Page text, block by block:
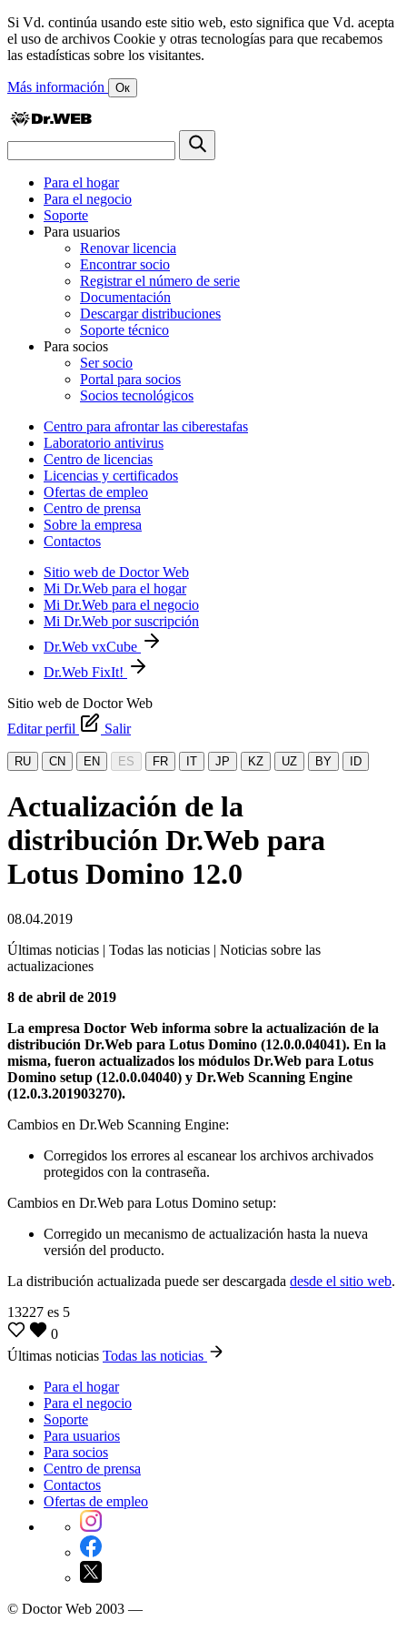
Si Vd. continúa usando este sitio web, esto significa que Vd. acepta
el uso de archivos Cookie y otras tecnologías para que recabemos
las estadísticas sobre los visitantes.
Más información Ок
Para el hogar
Para el negocio
Soporte
Para usuarios
Renovar licencia
Encontrar socio
Registrar el número de serie
Documentación
Descargar distribuciones
Soporte técnico
Para socios
Ser socio
Portal para socios
Socios tecnológicos
Centro para afrontar las ciberestafas
Laboratorio antivirus
Centro de licencias
Licencias y certificados
Ofertas de empleo
Centro de prensa
Sobre la empresa
Contactos
Sitio web de Doctor Web
Mi Dr.Web para el hogar
Mi Dr.Web para el negocio
Mi Dr.Web por suscripción
Dr.Web vxCube
Dr.Web FixIt!
Sitio web de Doctor Web
Editar perfil
Salir
RU CN EN ES FR IT JP KZ UZ BY ID
Actualización de la
distribución Dr.Web para
Lotus Domino 12.0
08.04.2019
Últimas noticias | Todas las noticias | Noticias sobre las
actualizaciones
8 de abril de 2019
La empresa Doctor Web informa sobre la actualización de la
distribución Dr.Web para Lotus Domino (12.0.0.04041). En la
misma, fueron actualizados los módulos Dr.Web para Lotus
Domino setup (12.0.0.04040) y Dr.Web Scanning Engine
(12.0.3.201903270).
Cambios en Dr.Web Scanning Engine:
Corregidos los errores al escanear los archivos archivados
protegidos con la contraseña.
Cambios en Dr.Web para Lotus Domino setup:
Corregido un mecanismo de actualización hasta la nueva
versión del producto.
La distribución actualizada puede ser descargada desde el sitio web.
13227 es 5
0
Últimas noticias Todas las noticias
Para el hogar
Para el negocio
Soporte
Para usuarios
Para socios
Centro de prensa
Contactos
Ofertas de empleo
© Doctor Web 2003 —